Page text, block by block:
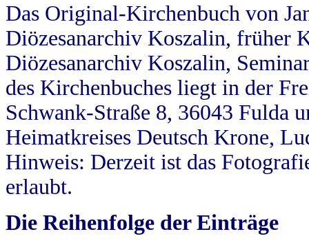
Das Original-Kirchenbuch von
Diözesanarchiv Koszalin, früher
Diözesanarchiv Koszalin,
des Kirchenbuches liegt in der
Schwank-Straße 8, 36043 Fulda
Heimatkreises Deutsch Krone,
Hinweis: Derzeit ist das
erlaubt.
Die Reihenfolge der Einträge